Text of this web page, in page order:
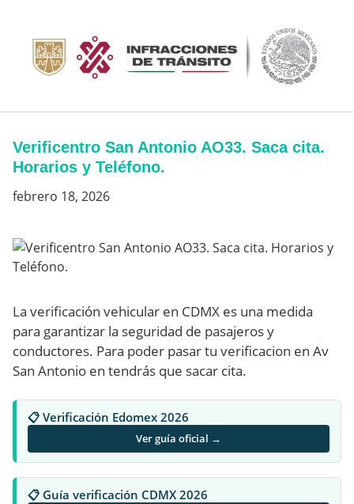
contenido
Verificentro San Antonio AO33. Saca cita.
Horarios y Teléfono.
febrero 18, 2026
La verificación vehicular en CDMX es una medida
para garantizar la seguridad de pasajeros y
conductores. Para poder pasar tu verificacion en Av
San Antonio en tendrás que sacar cita.
📋 Verificación Edomex 2026
Ver guía oficial →
📋 Guía verificación CDMX 2026